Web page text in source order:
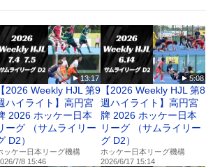
13:17
【2026 Weekly HJL 第9
ハイライト】⾼円宮
2026 ホッケー⽇本
ーグ （サムライリー
D2）
ッケー日本リーグ機構
7/8 15:46
5:08
【2026 Weekly HJL 第8
週ハイライト】⾼円宮
牌 2026 ホッケー⽇本
リーグ （サムライリー
グ D2）
ホッケー日本リーグ機構
2026/6/17 15:14